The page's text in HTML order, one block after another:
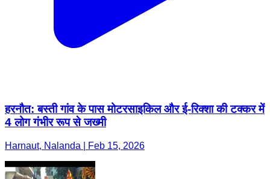
हरनौत: बस्ती गांव के पास मोटरसाइकिल और ई-रिक्शा की टक्कर में
4 लोग गंभीर रूप से जख्मी
Harnaut, Nalanda | Feb 15, 2026